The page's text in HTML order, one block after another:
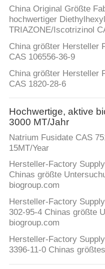
China Original Größte
hochwertiger
TRIAZONE/Iscotrizinol
China größter Hersteller
CAS 106556-36-9
China größter Hersteller
CAS 1820-28-6
Hochwertige, aktive
3000 MT/Jahr
Natrium Fusidate CAS
15MT/Year
Hersteller-Factory
Chinas größte
biogroup.com
Hersteller-Factory
302-95-4 Chinas größte
biogroup.com
Hersteller-Factory
3396-11-0 Chinas größtes